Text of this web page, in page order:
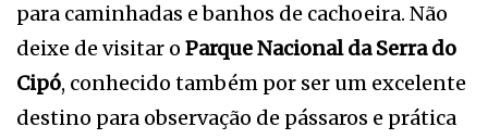
para caminhadas e banhos de cachoeira. Não
deixe de visitar o Parque Nacional da Serra do
Cipó, conhecido também por ser um excelente
destino para observação de pássaros e prática